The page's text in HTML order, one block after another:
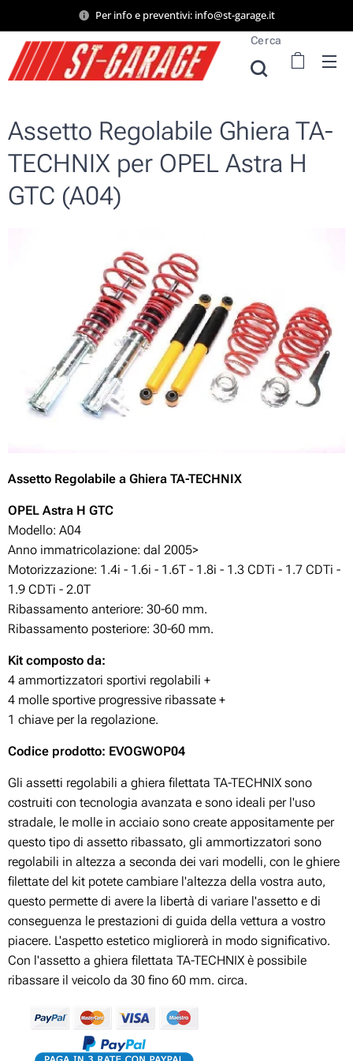
Per info e preventivi: info@st-garage.it
Cerca
Assetto Regolabile Ghiera TA-
TECHNIX per OPEL Astra H
GTC (A04)
Assetto Regolabile a Ghiera TA-TECHNIX
OPEL Astra H GTC
Modello: A04
Anno immatricolazione: dal 2005>
Motorizzazione: 1.4i - 1.6i - 1.6T - 1.8i - 1.3 CDTi - 1.7 CDTi -
1.9 CDTi - 2.0T
Ribassamento anteriore: 30-60 mm.
Ribassamento posteriore: 30-60 mm.
Kit composto da:
4 ammortizzatori sportivi regolabili +
4 molle sportive progressive ribassate +
1 chiave per la regolazione.
Codice prodotto: EVOGWOP04
Gli assetti regolabili a ghiera filettata TA-TECHNIX sono
costruiti con tecnologia avanzata e sono ideali per l'uso
stradale, le molle in acciaio sono create appositamente per
questo tipo di assetto ribassato, gli ammortizzatori sono
regolabili in altezza a seconda dei vari modelli, con le ghiere
filettate del kit potete cambiare l'altezza della vostra auto,
questo permette di avere la libertà di variare l'assetto e di
conseguenza le prestazioni di guida della vettura a vostro
piacere. L'aspetto estetico migliorerà in modo significativo.
Con l'assetto a ghiera filettata TA-TECHNIX è possibile
ribassare il veicolo da 30 fino 60 mm. circa.